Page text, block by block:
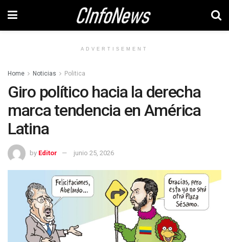
ADVERTISEMENT
Home Noticias Politica
Giro político hacia la derecha
marca tendencia en América
Latina
by Editor junio 25, 2026